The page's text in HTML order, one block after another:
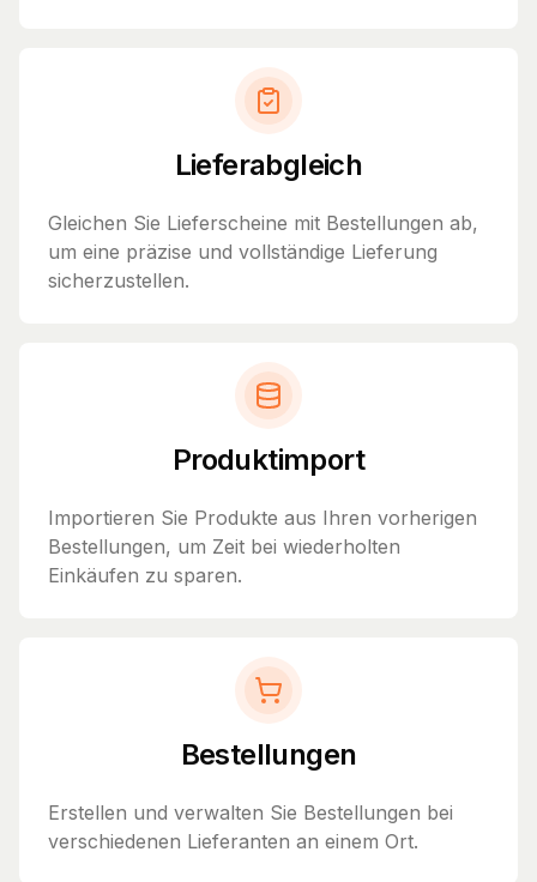
Lieferabgleich
Gleichen Sie Lieferscheine mit Bestellungen ab,
um eine präzise und vollständige Lieferung
sicherzustellen.
Produktimport
Importieren Sie Produkte aus Ihren vorherigen
Bestellungen, um Zeit bei wiederholten
Einkäufen zu sparen.
Bestellungen
Erstellen und verwalten Sie Bestellungen bei
verschiedenen Lieferanten an einem Ort.